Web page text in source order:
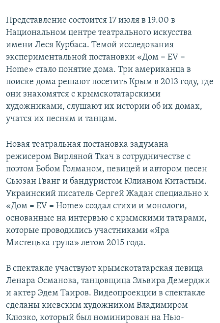
КРЫМ.НЕПОКОРЕННЫЙ
УКРАИНСКАЯ ПРОБЛЕМА КРЫМА
Все сайты RFE/RL
Представление состоится 17 июля в 19.00 в
Национальном центре театрального искусства
имени Леся Курбаса. Темой исследования
экспериментальной постановки «Дом = EV =
Home» стало понятие дома. Три американца в
поиске дома решают посетить Крым в 2013 году, где
они знакомятся с крымскотатарскими
художниками, слушают их истории об их домах,
учатся их песням и танцам.
Новая театральная постановка задумана
режисeром Вирляной Ткач в сотрудничестве с
поэтом Бобом Голманом, певицей и автором песен
Сьюзан Гванг и бандуристом Юлианом Китастым.
Украинский писатель Сергей Жадан специально к
«Дом = EV = Home» создал стихи и монологи,
основанные на интервью с крымскими татарами,
которые проводились участниками «Яра
Мистецька група» летом 2015 года.
В спектакле участвуют крымскотатарская певица
Ленара Османова, танцовщица Эльвира Демерджи
и актер Эдем Таиров. Видеопроекции в спектакле
сделаны киевским художником Владимиром
Клюзко, который был номинирован на Нью-